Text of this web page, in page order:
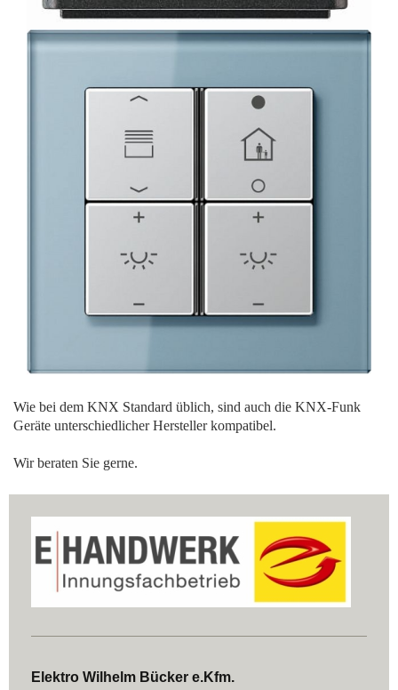
Wie bei dem KNX Standard üblich, sind auch die KNX-Funk
Geräte unterschiedlicher Hersteller kompatibel.
Wir beraten Sie gerne.
Elektro Wilhelm Bücker e.Kfm.